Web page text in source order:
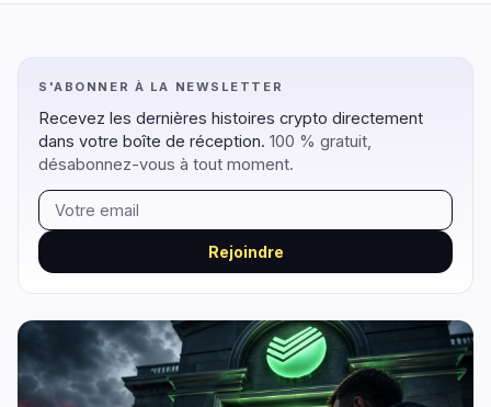
Gouvernement 6
Légal 0
Conformité 2
Fiscalité 0
Application 1
Exploits
Alertes 0
Confidentialité 0
DeFi Technologie
S'ABONNER À LA NEWSLETTER
Recevez les dernières histoires crypto directement
dans votre boîte de réception. 100 % gratuit,
désabonnez-vous à tout moment.
Rejoindre